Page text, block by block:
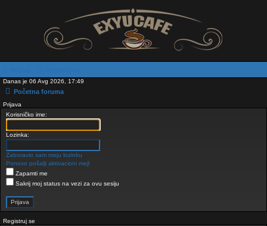
Danas je 06 Avg 2026, 17:49
Početna foruma
Prijava
Korisničko ime:
Lozinka:
Zaboravio sam moju lozinku
Ponovo pošalji aktivacioni mejl
Zapamti me
Sakrij moj status na vezi za ovu sesiju
Registruj se